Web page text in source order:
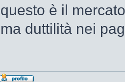
questo è il
ma duttilità nei